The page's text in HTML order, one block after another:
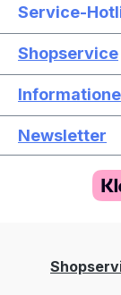
Service-
Shopservice
Newsletter
Text
Farben